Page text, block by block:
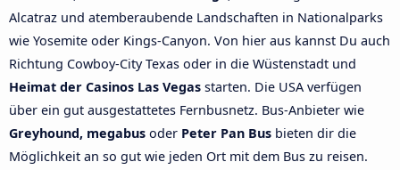
Alcatraz und atemberaubende Landschaften in Nationalparks
wie Yosemite oder Kings-Canyon. Von hier aus kannst Du auch
Richtung Cowboy-City Texas oder in die Wüstenstadt und
Heimat der Casinos Las Vegas starten. Die USA verfügen
über ein gut ausgestattetes Fernbusnetz. Bus-Anbieter wie
Greyhound, megabus oder Peter Pan Bus bieten dir die
Möglichkeit an so gut wie jeden Ort mit dem Bus zu reisen.